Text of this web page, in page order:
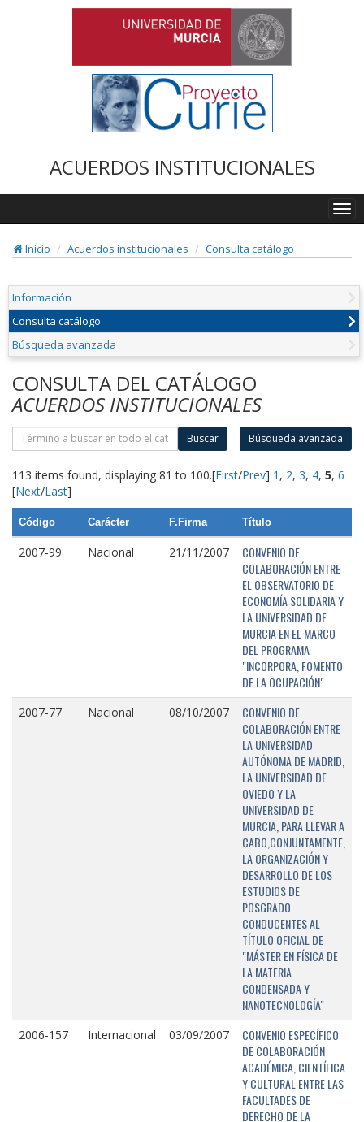
ACUERDOS INSTITUCIONALES
Inicio
Acuerdos institucionales Consulta catálogo
Información
Consulta catálogo
Búsqueda avanzada
CONSULTA DEL CATÁLOGO
ACUERDOS INSTITUCIONALES
Buscar Búsqueda avanzada
113 items found, displaying 81 to 100.[First/Prev] 1 , 2, 3, 4, 5, 6
[Next/Last]
Código Carácter F.Firma Título
2007-99 Nacional 21/11/2007
CONVENIO DE
COLABORACIÓN ENTRE
EL OBSERVATORIO DE
ECONOMÍA SOLIDARIA Y
LA UNIVERSIDAD DE
MURCIA EN EL MARCO
DEL PROGRAMA
"INCORPORA, FOMENTO
DE LA OCUPACIÓN"
2007-77 Nacional 08/10/2007
CONVENIO DE
COLABORACIÓN ENTRE
LA UNIVERSIDAD
AUTÓNOMA DE MADRID,
LA UNIVERSIDAD DE
OVIEDO Y LA
UNIVERSIDAD DE
MURCIA, PARA LLEVAR A
CABO,CONJUNTAMENTE,
LA ORGANIZACIÓN Y
DESARROLLO DE LOS
ESTUDIOS DE
POSGRADO
CONDUCENTES AL
TÍTULO OFICIAL DE
"MÁSTER EN FÍSICA DE
LA MATERIA
CONDENSADA Y
NANOTECNOLOGÍA"
2006-157 Internacional 03/09/2007
CONVENIO ESPECÍFICO
DE COLABORACIÓN
ACADÉMICA, CIENTÍFICA
Y CULTURAL ENTRE LAS
FACULTADES DE
DERECHO DE LA